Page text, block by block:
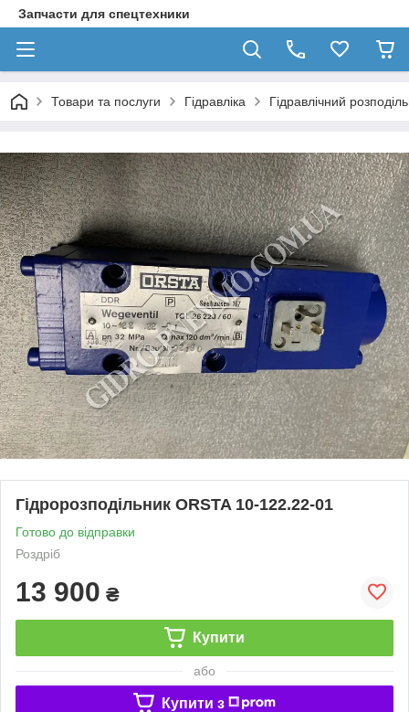
Запчасти для спецтехники
Товари та послуги Гідравліка Гідравлічний
Гідророзподільник ORSTA 10-122.22-01
Готово до відправки
Роздріб
13 900 ₴
Купити
або
Купити з